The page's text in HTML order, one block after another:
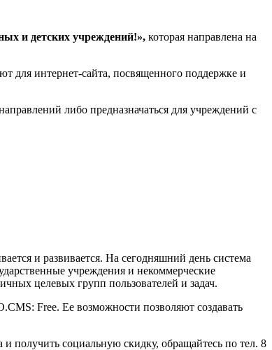
и детских учреждений!», которая направлена на
для интернет-сайта, посвященного поддержке и
либо предназначаться для учреждений с
и развивается. На сегодняшний день система
учреждения и некоммерческие
целевых групп пользователей и задач.
Free. Ее возможности позволяют создавать
получить социальную скидку, обращайтесь по тел. 8